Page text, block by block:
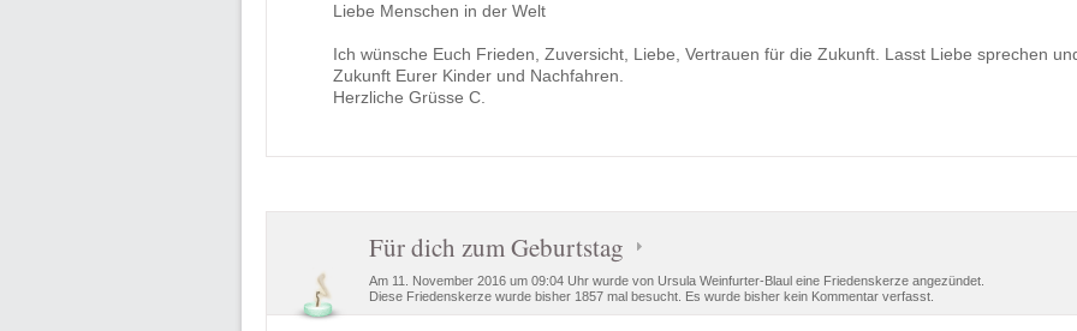
Liebe Menschen in der Welt
Ich wünsche Euch Frieden, Zuversicht, Liebe, Vertrauen für die Zukunft. Lasst Liebe sprechen
Zukunft Eurer Kinder und Nachfahren.
Herzliche Grüsse C.
Für dich zum Geburtstag
Am 11. November 2016 um 09:04 Uhr wurde von Ursula Weinfurter-Blaul eine Friedenskerze angezündet.
Diese Friedenskerze wurde bisher 1857 mal besucht. Es wurde bisher kein Kommentar verfasst.